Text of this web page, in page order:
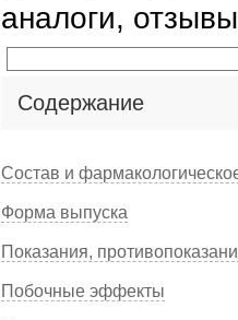
аналоги, отзывы
Содержание
Состав и
Форма выпуска
Показания,
Побочные эффекты